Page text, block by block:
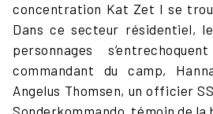
concentration Kat Zet I se
Dans ce secteur résidentiel,
personnages
commandant du camp,
Angelus Thomsen, un officier